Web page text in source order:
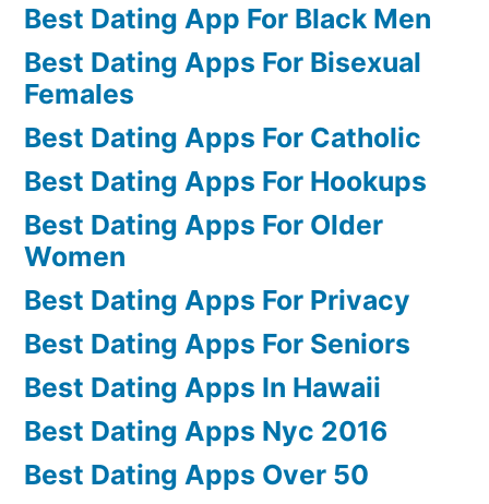
Best Dating App For Black Men
Best Dating Apps For Bisexual
Females
Best Dating Apps For Catholic
Best Dating Apps For Hookups
Best Dating Apps For Older
Women
Best Dating Apps For Privacy
Best Dating Apps For Seniors
Best Dating Apps In Hawaii
Best Dating Apps Nyc 2016
Best Dating Apps Over 50